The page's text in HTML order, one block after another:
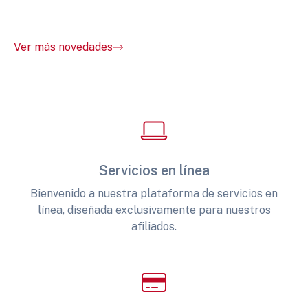
Ver más novedades
Servicios en línea
Bienvenido a nuestra plataforma de servicios en
línea, diseñada exclusivamente para nuestros
afiliados.